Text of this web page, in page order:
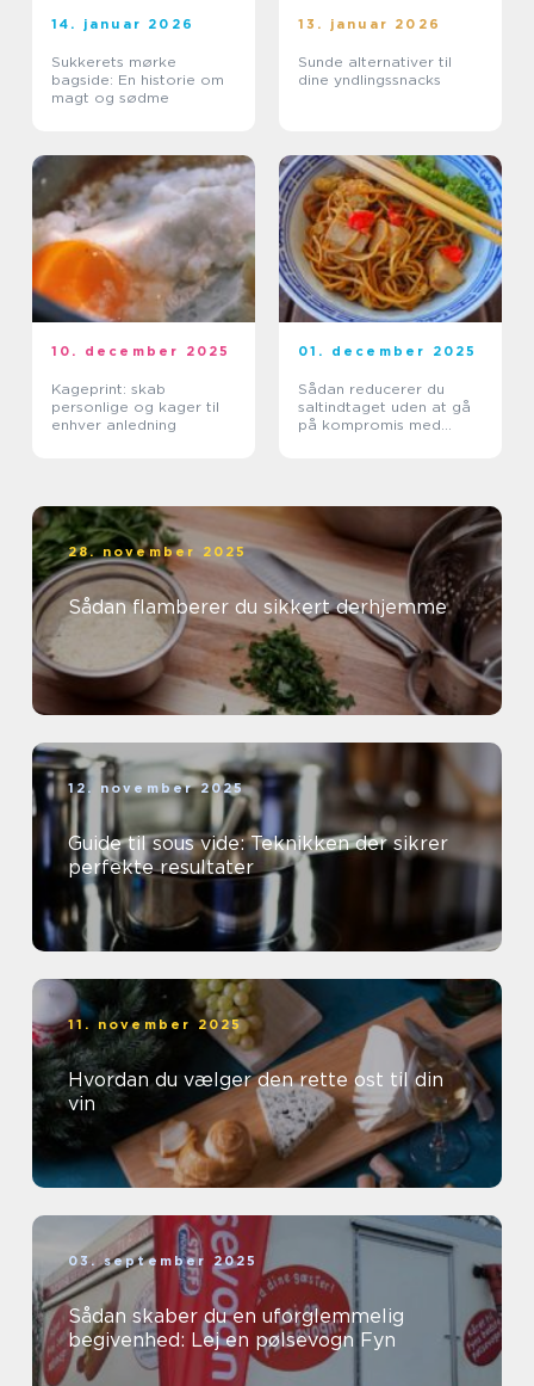
14. januar 2026
Sukkerets mørke
bagside: En historie om
magt og sødme
13. januar 2026
Sunde alternativer til
dine yndlingssnacks
10. december 2025
Kageprint: skab
personlige og kager til
enhver anledning
01. december 2025
Sådan reducerer du
saltindtaget uden at gå
på kompromis med
28. november 2025
Sådan flamberer du sikkert derhjemme
12. november 2025
Guide til sous vide: Teknikken der sikrer
perfekte resultater
11. november 2025
Hvordan du vælger den rette ost til din
vin
03. september 2025
Sådan skaber du en uforglemmelig
begivenhed: Lej en pølsevogn Fyn